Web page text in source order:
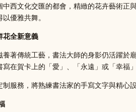
中西文化交匯的都會，精緻的花卉藝術
優雅共舞。
花全新意義
養著傳統工藝，書法大師的身影仍活躍
在賀卡上的「愛」、「永遠」或「幸福
服務，將熟練書法家的手寫文字與精心